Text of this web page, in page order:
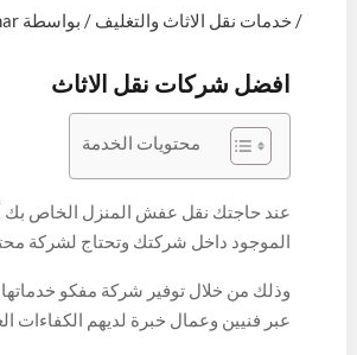
/ خدمات نقل الاثاث والتغليف / بواسطة
افضل شركات نقل الاثاث
محتويات الخدمة
عند حاجتك نقل عفش المنزل الخاص بك
الموجود داخل شركتك وتحتاج لشركة
فلابد من الاستعانة بفريق الشركة
القادر على توفير كل خدمات النقل
وذلك من خلال توفير شركة مفكو
عبر فنيين وعمال خبرة لديهم الكفاءات